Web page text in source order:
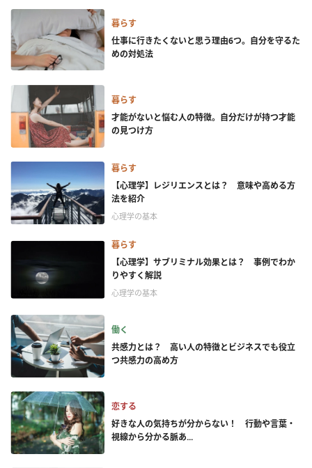
暮らす
仕事に行きたくないと思う理由6つ。自分を守るた
めの対処法
暮らす
才能がないと悩む人の特徴。自分だけが持つ才能
の見つけ方
暮らす
【心理学】レジリエンスとは？ 意味や高める方
法を紹介
心理学の基本
暮らす
【心理学】サブリミナル効果とは？ 事例でわか
りやすく解説
心理学の基本
働く
共感力とは？ 高い人の特徴とビジネスでも役立
つ共感力の高め方
恋する
好きな人の気持ちが分からない！ 行動や言葉・
視線から分かる脈あ...